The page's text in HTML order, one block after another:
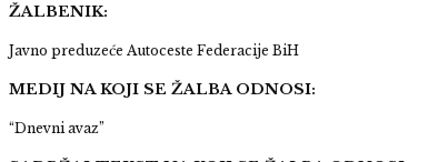
ŽALBENIK:
Javno preduzeće Autoceste Federacije BiH
MEDIJ NA KOJI SE ŽALBA ODNOSI:
“Dnevni avaz”